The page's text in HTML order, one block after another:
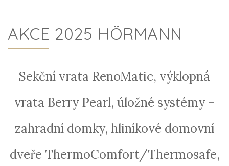
AKCE 2025 HÖRMANN
Sekční vrata RenoMatic, výklopná
vrata Berry Pearl, úložné systémy -
zahradní domky, hliníkové domovní
dveře ThermoComfort/Thermosafe,